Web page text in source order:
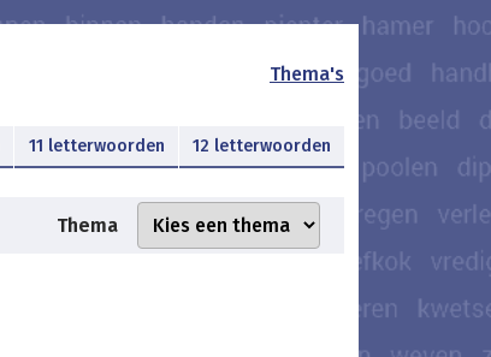
Thema's
11 letterwoorden 12 letterwoorden
Thema